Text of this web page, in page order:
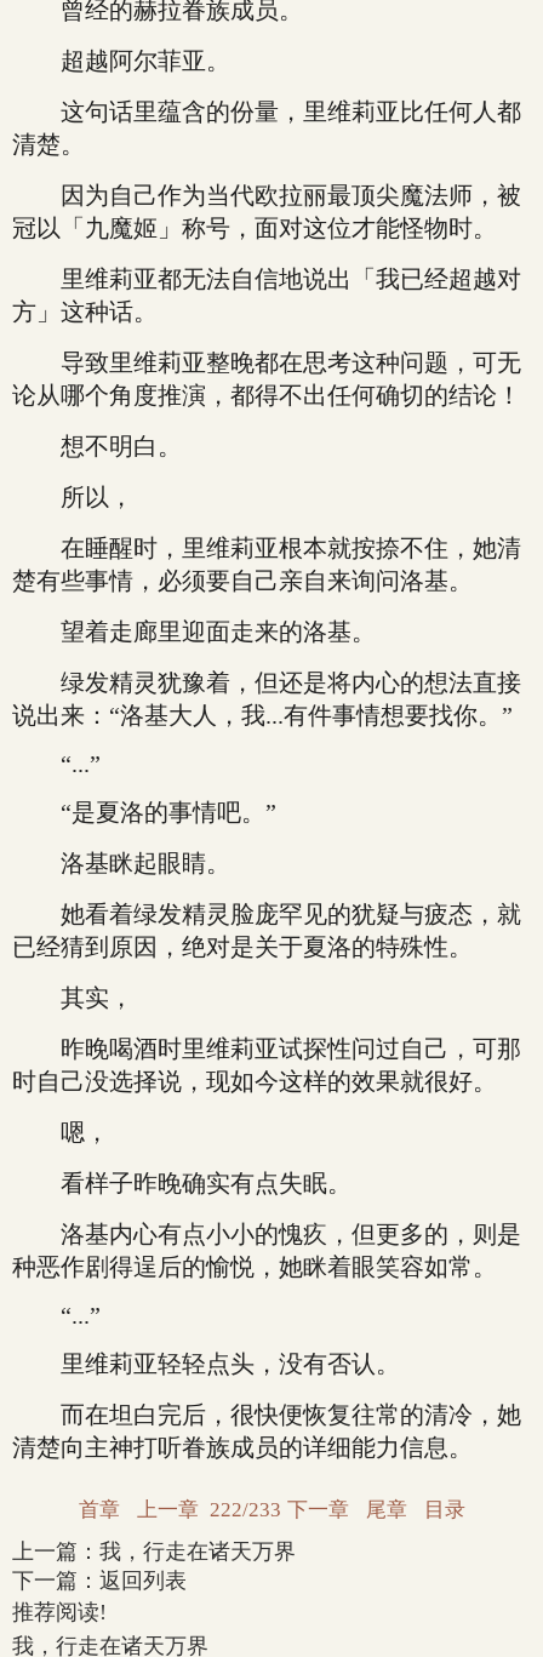
曾经的赫拉眷族成员。
超越阿尔菲亚。
这句话里蕴含的份量，里维莉亚比任何人都
清楚。
因为自己作为当代欧拉丽最顶尖魔法师，被
冠以「九魔姬」称号，面对这位才能怪物时。
里维莉亚都无法自信地说出「我已经超越对
方」这种话。
导致里维莉亚整晚都在思考这种问题，可无
论从哪个角度推演，都得不出任何确切的结论！
想不明白。
所以，
在睡醒时，里维莉亚根本就按捺不住，她清
楚有些事情，必须要自己亲自来询问洛基。
望着走廊里迎面走来的洛基。
绿发精灵犹豫着，但还是将内心的想法直接
说出来：“洛基大人，我...有件事情想要找你。”
“...”
“是夏洛的事情吧。”
洛基眯起眼睛。
她看着绿发精灵脸庞罕见的犹疑与疲态，就
已经猜到原因，绝对是关于夏洛的特殊性。
其实，
昨晚喝酒时里维莉亚试探性问过自己，可那
时自己没选择说，现如今这样的效果就很好。
嗯，
看样子昨晚确实有点失眠。
洛基内心有点小小的愧疚，但更多的，则是
种恶作剧得逞后的愉悦，她眯着眼笑容如常。
“...”
里维莉亚轻轻点头，没有否认。
而在坦白完后，很快便恢复往常的清冷，她
清楚向主神打听眷族成员的详细能力信息。
首章 上一章 222/233 下一章 尾章 目录
上一篇： 我，行走在诸天万界
下一篇： 返回列表
推荐阅读!
我，行走在诸天万界